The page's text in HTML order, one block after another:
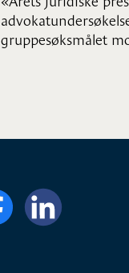
gruppesøksmålet